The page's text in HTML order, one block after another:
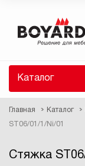
Каталог
Главная Каталог
ST06/01/1/Ni/01
Стяжка
высланы вам
ссылку для